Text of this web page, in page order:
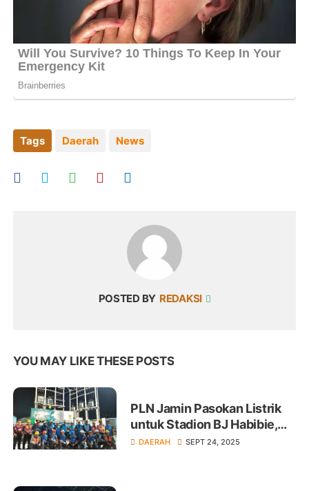
Tags Daerah News
POSTED BY REDAKSI
YOU MAY LIKE THESE POSTS
PLN Jamin Pasokan Listrik
untuk Stadion BJ Habibie,
Laga PSM Berjalan Lancar
DAERAH SEPT 24, 2025